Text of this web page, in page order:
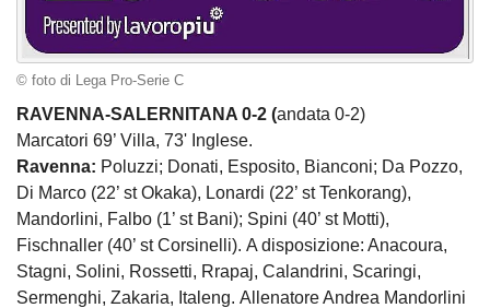
© foto di Lega Pro-Serie C
RAVENNA-SALERNITANA 0-2 (andata 0-2)
Marcatori 69’ Villa, 73' Inglese.
Ravenna: Poluzzi; Donati, Esposito, Bianconi; Da Pozzo,
Di Marco (22’ st Okaka), Lonardi (22’ st Tenkorang),
Mandorlini, Falbo (1’ st Bani); Spini (40’ st Motti),
Fischnaller (40’ st Corsinelli). A disposizione: Anacoura,
Stagni, Solini, Rossetti, Rrapaj, Calandrini, Scaringi,
Sermenghi, Zakaria, Italeng. Allenatore Andrea Mandorlini